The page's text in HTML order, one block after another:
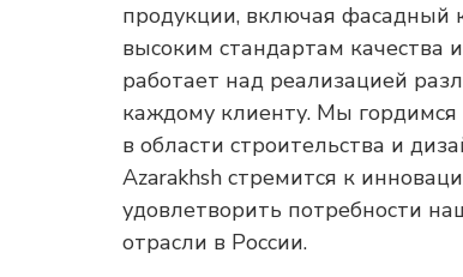
продукции, включая фасадный
высоким стандартам качества
работает над реализацией
каждому клиенту. Мы
в области строительства и
Azarakhsh стремится к
удовлетворить потребности
отрасли в России.